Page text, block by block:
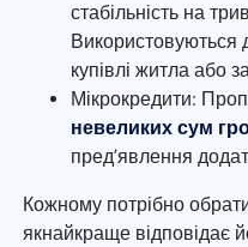
стабільність на
Використовуються
купівлі житла або
Мікрокредити:
невеликих сум
пред’явлення
Кожному потрібно
якнайкраще відповідає